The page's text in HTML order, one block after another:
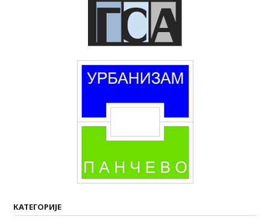
КАТЕГОРИЈЕ